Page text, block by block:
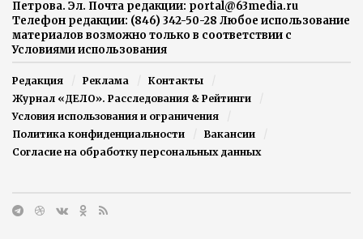
Петрова. Эл. Почта редакции: portal@63media.ru
Телефон редакции: (846) 342-50-28 Любое использование
материалов возможно только в соответствии с
Условиями использования
Редакция Реклама
Контакты
Журнал «ДЕЛО». Расследования & Рейтинги
Условия использования и ограничения
Политика конфиденциальности
Вакансии
Согласие на обработку персональных данных